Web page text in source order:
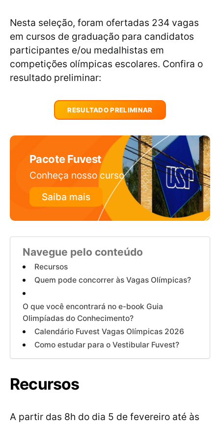
Nesta seleção, foram ofertadas 234 vagas
em cursos de graduação para candidatos
participantes e/ou medalhistas em
competições olímpicas escolares. Confira o
resultado preliminar:
RESULTADO PRELIMINAR
Pacote Fuvest
Conheça nosso curso
Saiba mais
Navegue pelo conteúdo
Recursos
Quem pode concorrer às Vagas Olímpicas?
O que você encontrará no e-book Guia
Olimpíadas do Conhecimento?
Calendário Fuvest Vagas Olímpicas 2026
Como estudar para o Vestibular Fuvest?
Recursos
A partir das 8h do dia 5 de fevereiro até às